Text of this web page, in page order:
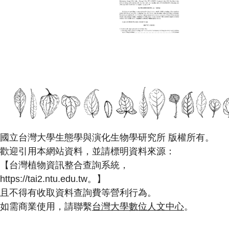
國立台灣大學生態學與演化生物學研究所 版權所有。
歡迎引用本網站資料，並請標明資料來源：
【台灣植物資訊整合查詢系統，
https://tai2.ntu.edu.tw。】
且不得有收取資料查詢費等營利行為。
如需商業使用，請聯繫台灣大學數位人文中心。